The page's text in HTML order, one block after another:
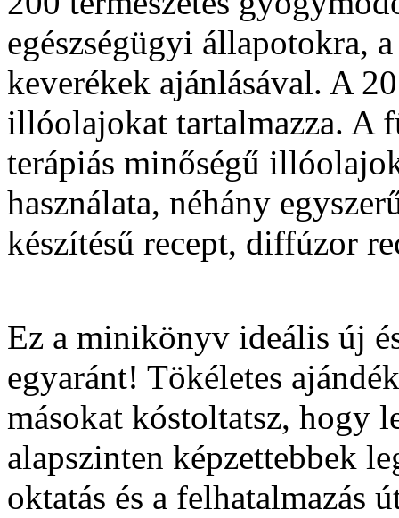
egészségügyi állapotokra,
keverékek ajánlásával. A
illóolajokat tartalmazza. A
terápiás minőségű
használata, néhány
készítésű recept, diffúzor
Ez a minikönyv ideális új
egyaránt! Tökéletes
másokat kóstoltatsz, hogy
alapszinten képzettebbek
oktatás és a felhatalmazás